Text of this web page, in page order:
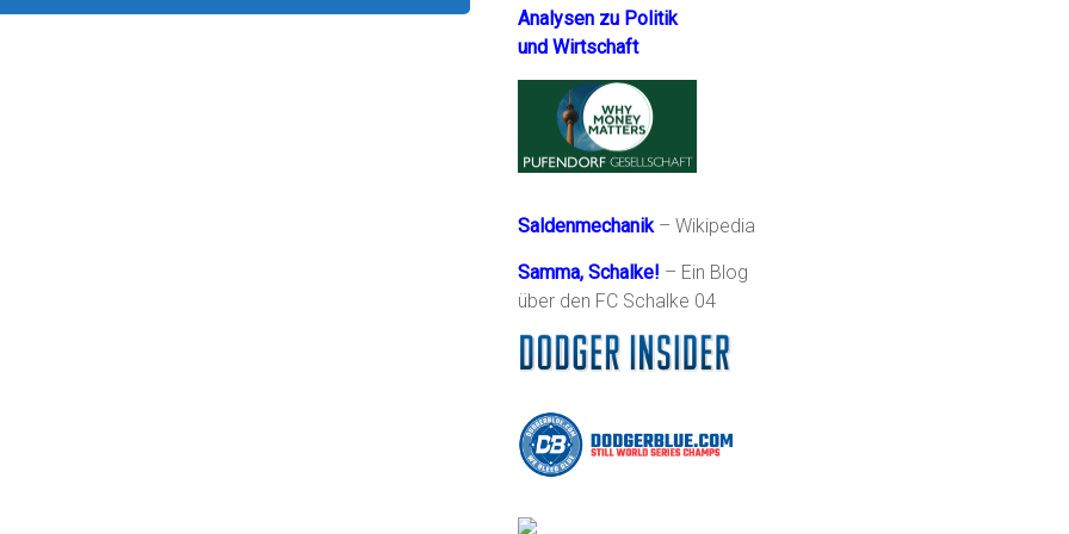
Analysen zu Politik
und Wirtschaft
Saldenmechanik– Wikipedia
Samma, Schalke! – Ein Blog
über den FC Schalke 04